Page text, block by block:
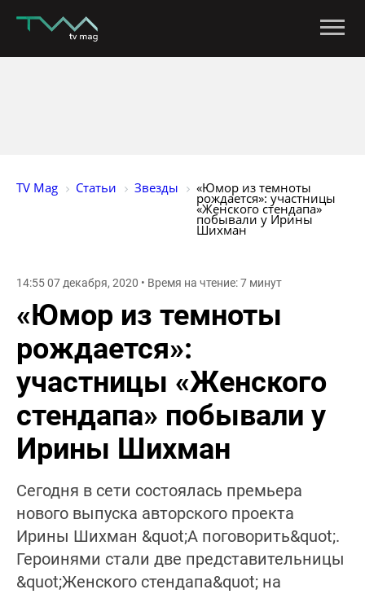
TV Mag Статьи Звезды «Юмор из темноты
рождается»: участницы
«Женского стендапа»
побывали у Ирины
Шихман
14:55 07 декабря, 2020 • Время на чтение: 7 минут
«Юмор из темноты
рождается»:
участницы «Женского
стендапа» побывали у
Ирины Шихман
Сегодня в сети состоялась премьера
нового выпуска авторского проекта
Ирины Шихман &quot;А поговорить&quot;.
Героинями стали две представительницы
&quot;Женского стендапа&quot; на